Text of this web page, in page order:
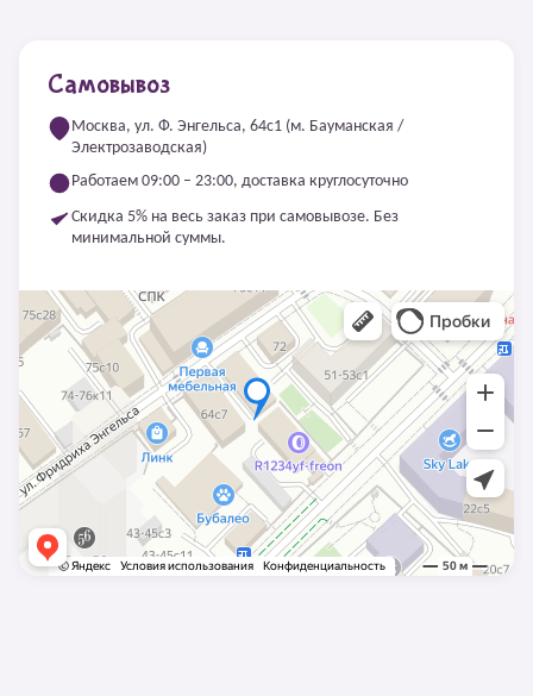
Самовывоз
Москва, ул. Ф. Энгельса, 64с1 (м. Бауманская /
Электрозаводская)
Работаем 09:00 – 23:00, доставка круглосуточно
Скидка 5% на весь заказ при самовывозе. Без
минимальной суммы.